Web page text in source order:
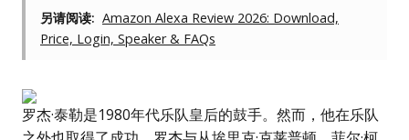
另请阅读: Amazon Alexa Review 2026: Download,
Price, Login, Speaker & FAQs
罗杰·泰勒是1980年代乐队皇后的鼓手。然而，他在乐队